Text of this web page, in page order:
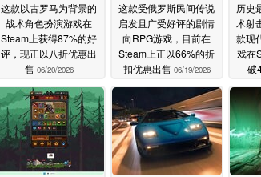
这款以古罗马为背景的
战术角色扮演游戏在
Steam上获得87%的好
评，现正以八折优惠出
售 06/20/2026
这款受俄罗斯民间传说
启发且广受好评的剧情
向RPG游戏，目前在
Steam上正以66%的折
扣优惠出售 06/19/2026
历史
术射
款现
戏在
破